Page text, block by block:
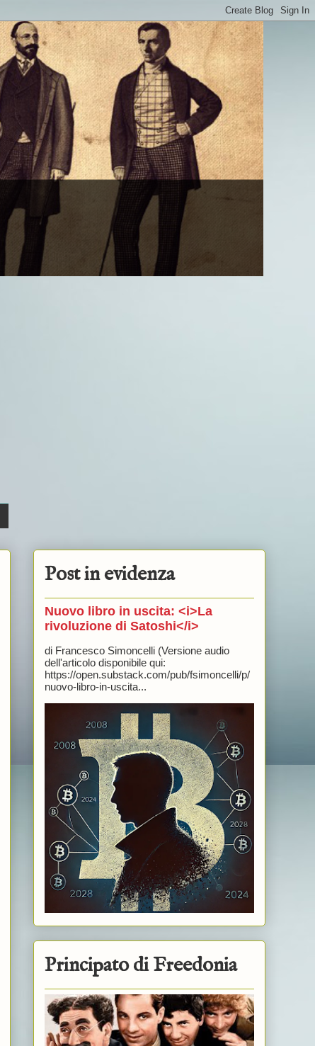
Post in evidenza
Nuovo libro in uscita: <i>La
rivoluzione di Satoshi</i>
di Francesco Simoncelli (Versione audio
dell'articolo disponibile qui:
https://open.substack.com/pub/fsimoncelli/p/
nuovo-libro-in-uscita...
Principato di Freedonia